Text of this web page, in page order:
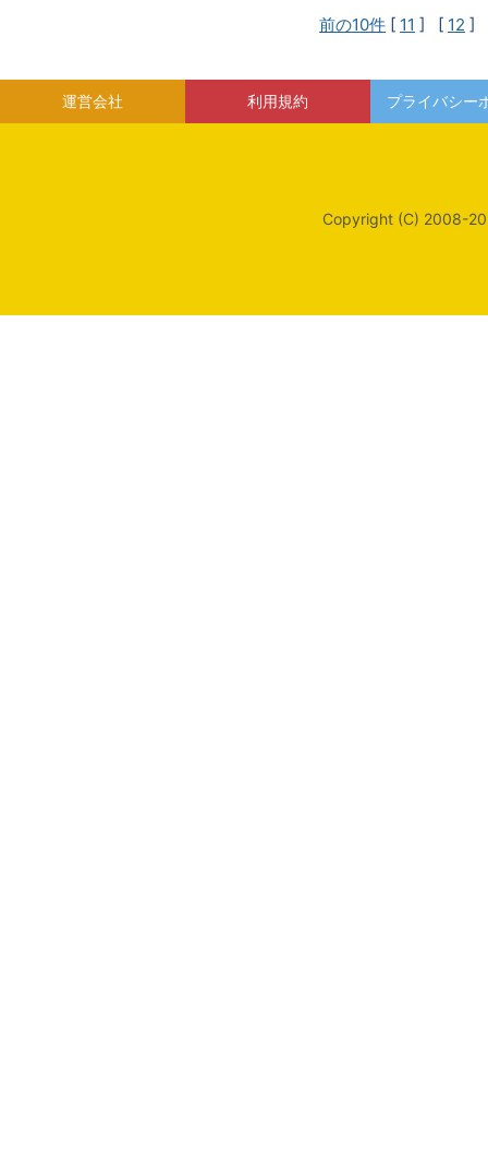
前の10件 [ 11 ] [ 12 ]
運営会社 利用規約 プライバシー
Copyright (C) 2008-